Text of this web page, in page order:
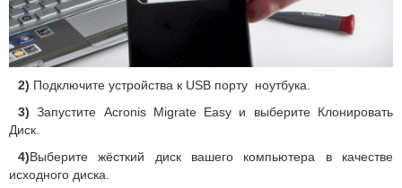
2) Подключите устройства к USB порту ноутбука.
3) Запустите Acronis Migrate Easy и выберите Клонировать
Диск.
4)Выберите жёсткий диск вашего компьютера в качестве
исходного диска.